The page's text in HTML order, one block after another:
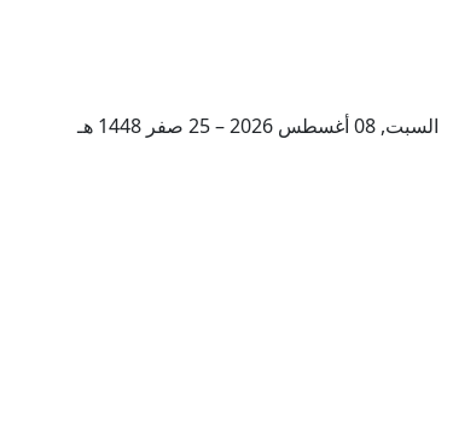
السبت, 08 أغسطس 2026 – 25 صفر 1448 هـ